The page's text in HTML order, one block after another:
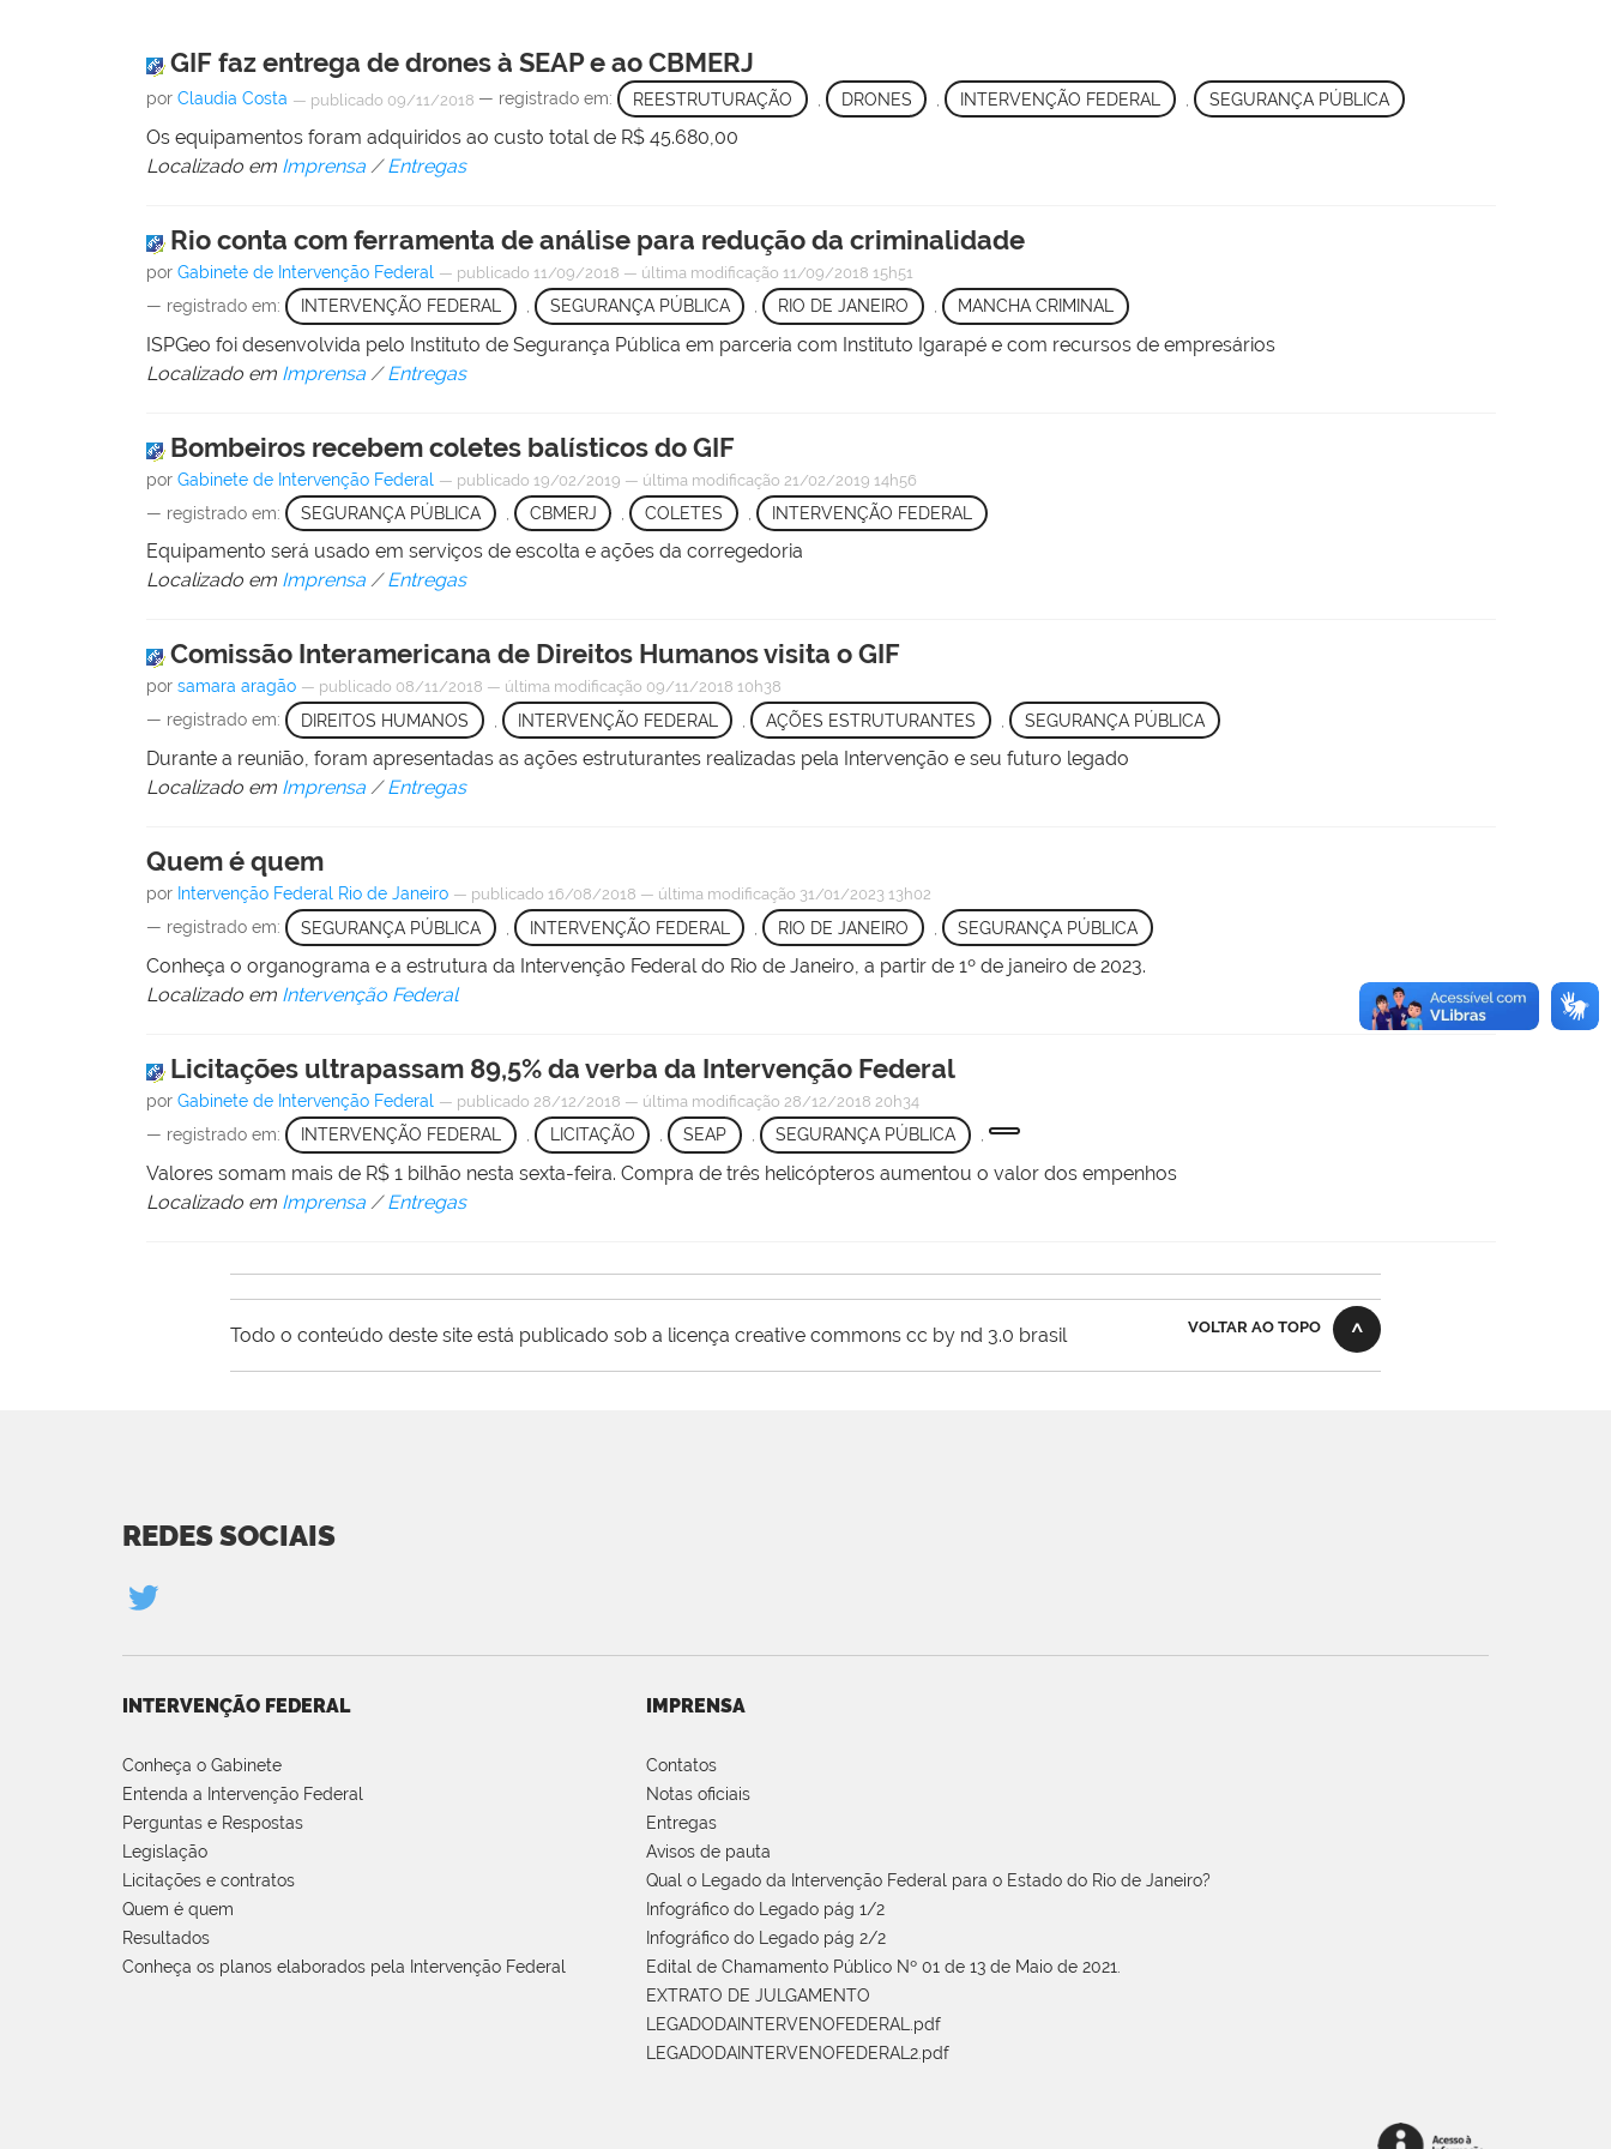
GIF faz entrega de drones à SEAP e ao CBMERJ
por Claudia Costa — publicado 09/11/2018 — registrado em: REESTRUTURAÇÃO DRONES , INTERVENÇÃO FEDERAL , SEGURANÇA PÚBLICA
Os equipamentos foram adquiridos ao custo total de R$ 45.680,00
Localizado em Imprensa /Entregas
Rio conta com ferramenta de análise para redução da criminalidade
por Gabinete de Intervenção Federal — publicado 11/09/2018 — última modificação 11/09/2018 15h51
— registrado em: INTERVENÇÃO FEDERAL , SEGURANÇA PÚBLICA , RIO DE JANEIRO , MANCHA CRIMINAL
ISPGeo foi desenvolvida pelo Instituto de Segurança Pública em parceria com Instituto Igarapé e com recursos de empresários
Localizado em Imprensa /Entregas
Bombeiros recebem coletes balísticos do GIF
por Gabinete de Intervenção Federal — publicado 19/02/2019 — última modificação 21/02/2019 14h56
— registrado em: SEGURANÇA PÚBLICA CBMERJ , COLETES , INTERVENÇÃO FEDERAL
Equipamento será usado em serviços de escolta e ações da corregedoria
Localizado em Imprensa /Entregas
Comissão Interamericana de Direitos Humanos visita o GIF
por samara aragão — publicado 08/11/2018 — última modificação 09/11/2018 10h38
— registrado em: DIREITOS HUMANOS INTERVENÇÃO FEDERAL , AÇÕES ESTRUTURANTES , SEGURANÇA PÚBLICA
Durante a reunião, foram apresentadas as ações estruturantes realizadas pela Intervenção e seu futuro legado
Localizado em Imprensa /Entregas
Quem é quem
por Intervenção Federal Rio de Janeiro — publicado 16/08/2018 — última modificação 31/01/2023 13h02
— registrado em: SEGURANÇA PÚBLICA INTERVENÇÃO FEDERAL , RIO DE JANEIRO , SEGURANÇA PÚBLICA
Conheça o organograma e a estrutura da Intervenção Federal do Rio de Janeiro, a partir de 1º de janeiro de 2023.
Localizado em Intervenção Federal
Licitações ultrapassam 89,5% da verba da Intervenção Federal
por Gabinete de Intervenção Federal — publicado 28/12/2018 — última modificação 28/12/2018 20h34
— registrado em: INTERVENÇÃO FEDERAL , LICITAÇÃO , SEAP , SEGURANÇA PÚBLICA ,
Valores somam mais de R$ 1 bilhão nesta sexta-feira. Compra de três helicópteros aumentou o valor dos empenhos
Localizado em Imprensa /Entregas
VOLTAR AO TOPO
Todo o conteúdo deste site está publicado sob a licença creative commons cc by nd 3.0 brasil
REDES SOCIAIS
INTERVENÇÃO FEDERAL
Conheça o Gabinete
Entenda a Intervenção Federal
Perguntas e Respostas
Legislação
Licitações e contratos
Quem é quem
Resultados
Conheça os planos elaborados pela Intervenção Federal
IMPRENSA
Contatos
Notas oficiais
Entregas
Avisos de pauta
Qual o Legado da Intervenção Federal para o Estado do Rio de Janeiro?
Infográfico do Legado pág 1/2
Infográfico do Legado pág 2/2
Edital de Chamamento Público Nº 01 de 13 de Maio de 2021.
EXTRATO DE JULGAMENTO
LEGADODAINTERVENOFEDERAL.pdf
LEGADODAINTERVENOFEDERAL2.pdf